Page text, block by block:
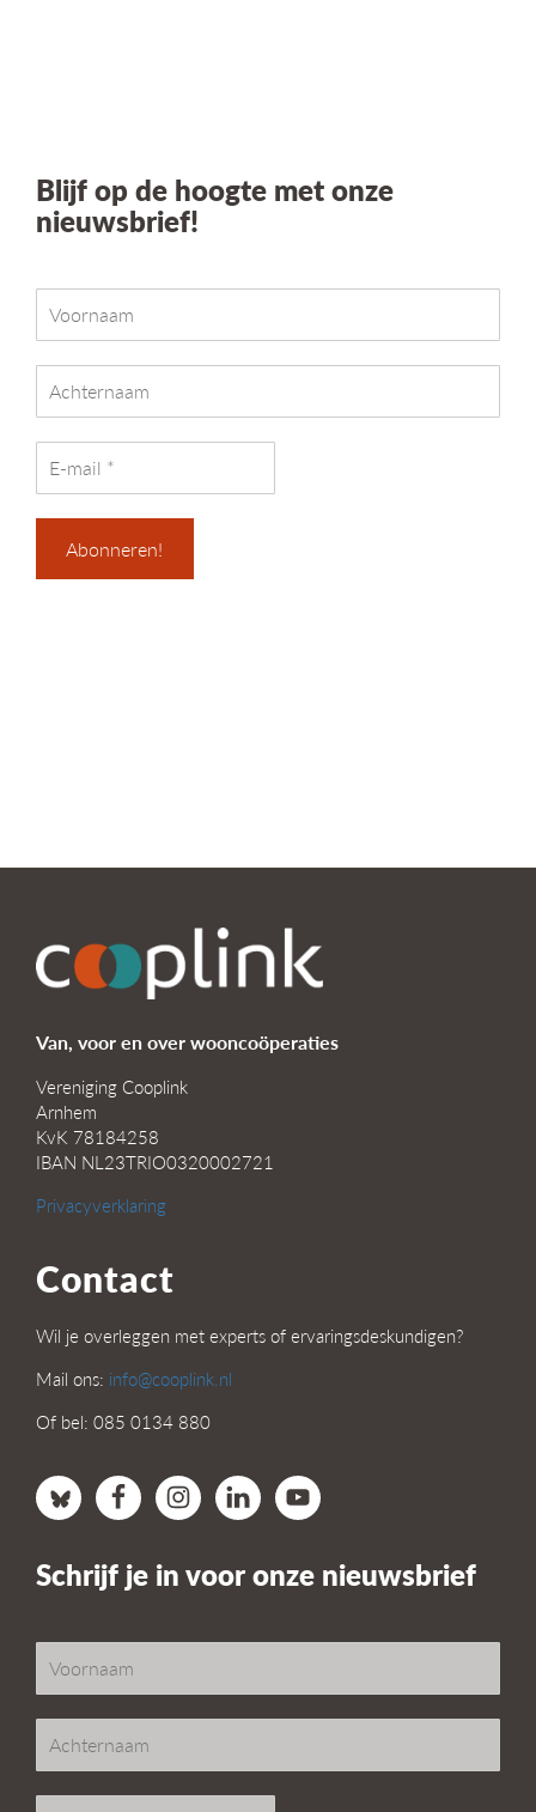
Blijf op de hoogte met onze
nieuwsbrief!
Van, voor en over wooncoöperaties
Vereniging Cooplink
Arnhem
KvK 78184258
IBAN NL23TRIO0320002721
Privacyverklaring
Contact
Wil je overleggen met experts of ervaringsdeskundigen?
Mail ons: info@cooplink.nl
Of bel: 085 0134 880
Schrijf je in voor onze nieuwsbrief